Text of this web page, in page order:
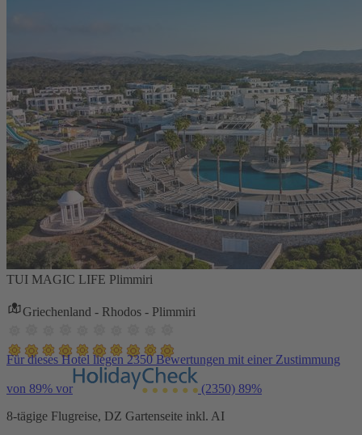
TUI MAGIC LIFE Plimmiri
Griechenland - Rhodos - Plimmiri
Für dieses Hotel liegen 2350 Bewertungen mit einer Zustimmung
von 89% vor (2350) 89%
8-tägige Flugreise, DZ Gartenseite inkl. AI